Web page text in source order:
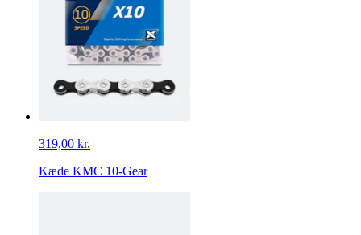
319,00 kr.
Kæde KMC 10-Gear